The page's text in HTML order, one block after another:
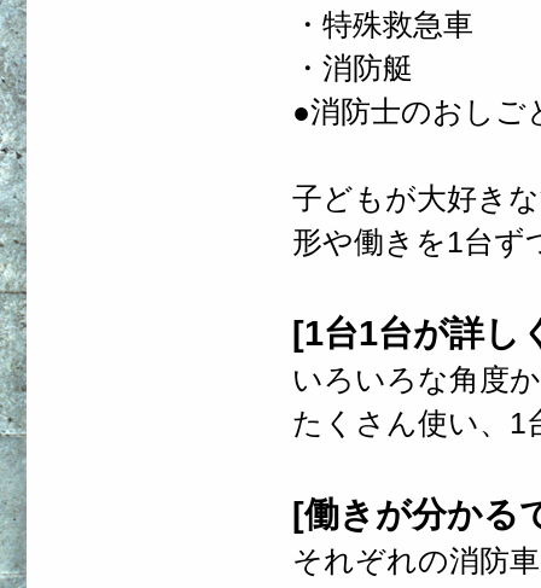
・特殊救急車
・消防艇
●消防士のおしご
子どもが大好き
形や働きを1台ず
[1台1台が詳し
いろいろな角度
たくさん使い、1
[働きが分かる
それぞれの消防